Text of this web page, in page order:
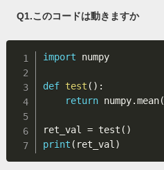
Q1.このコードは動きますか
import numpy
def test ( ) :
return numpy.mean(
ret_val = test ( )
print ( ret_val )